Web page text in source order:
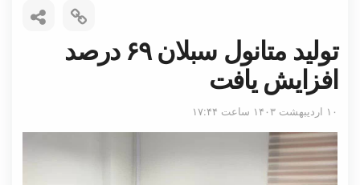
تولید متانول سبلان ۶۹ درصد
افزایش یافت
۱۰ اردیبهشت ۱۴۰۳ ساعت ۱۷:۴۴